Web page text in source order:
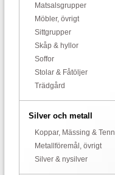
Matsalsgrupper
Möbler, övrigt
Sittgrupper
Skåp & hyllor
Soffor
Stolar & Fåtöljer
Trädgård
Silver och metall
Koppar, Mässing & Tenn
Metallföremål, övrigt
Silver & nysilver